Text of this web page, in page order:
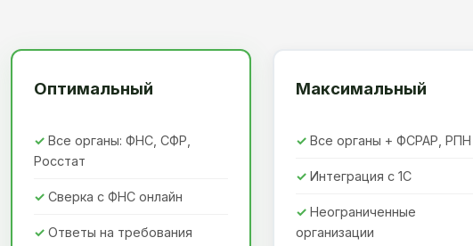
Оптимальный
Все органы: ФНС, СФР,
Росстат
Сверка с ФНС онлайн
Ответы на требования
Максимальный
Все органы + ФСРАР, РПН
Интеграция с 1С
Неограниченные
организации